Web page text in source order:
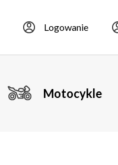
Logowanie
Motocykle